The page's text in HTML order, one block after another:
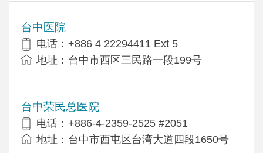
台中医院
电话：+886 4 22294411 Ext 5
地址：台中市西区三民路一段199号
台中荣民总医院
电话：+886-4-2359-2525 #2051
地址：台中市西屯区台湾大道四段1650号